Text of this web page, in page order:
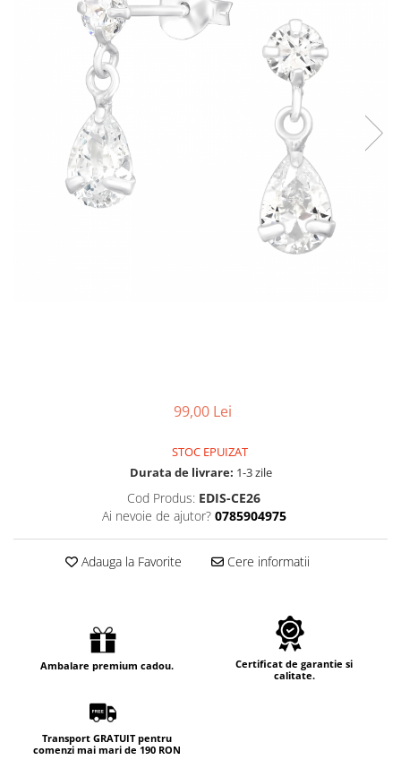
99,00 Lei
STOC EPUIZAT
Durata de livrare: 1-3 zile
Cod Produs: EDIS-CE26
Ai nevoie de ajutor? 0785904975
Adauga la Favorite Cere informatii
Ambalare premium cadou.
Certificat de garantie si
calitate.
Transport GRATUIT pentru
comenzi mai mari de 190 RON